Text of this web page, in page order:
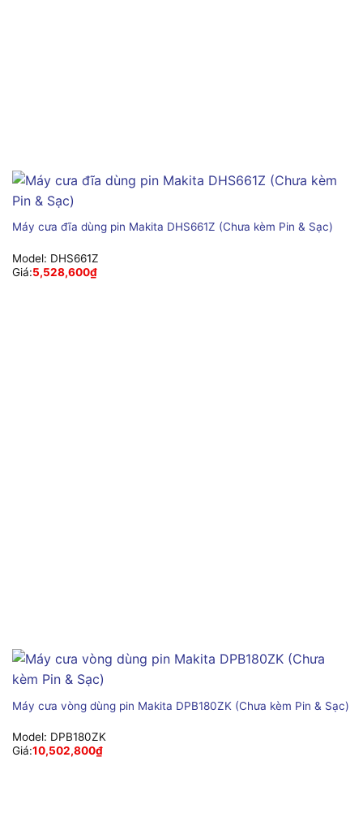
Máy cưa đĩa dùng pin Makita DHS661Z (Chưa kèm Pin & Sạc)
Model: DHS661Z
Giá:5,528,600₫
Máy cưa vòng dùng pin Makita DPB180ZK (Chưa kèm Pin & Sạc)
Model: DPB180ZK
Giá:10,502,800₫